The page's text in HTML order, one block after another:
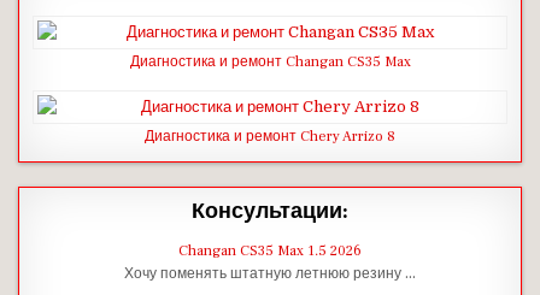
Диагностика и ремонт Changan CS35 Max
Диагностика и ремонт Chery Arrizo 8
Консультации:
Changan CS35 Max 1.5 2026
Хочу поменять штатную летнюю резину …